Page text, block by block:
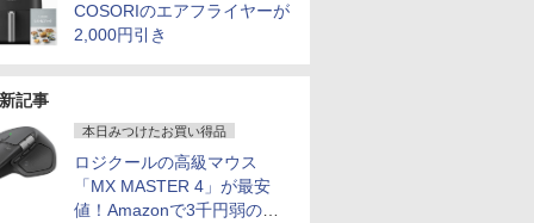
COSORIのエアフライヤーが
2,000円引き
記事
本日みつけたお買い得品
ロジクールの高級マウス
「MX MASTER 4」が最安
値！Amazonで3千円弱の割